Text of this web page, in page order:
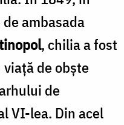
ambasada
, chilia a fost
de obşte
de
VI-lea. Din acel